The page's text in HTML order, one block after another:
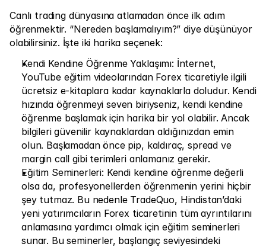
Kariyer
Öğren
Blog
Yatırım 101
Ekonomik takvim
Özetler
Giriş YapveyaKayıt Ol
İş Ortağı
Canlı trading dünyasına atlamadan önce ilk adım
öğrenmektir. “Nereden başlamalıyım?” diye düşünüyor
olabilirsiniz. İşte iki harika seçenek:
Kendi Kendine Öğrenme Yaklaşımı: İnternet,
YouTube eğitim videolarından Forex ticaretiyle ilgili
ücretsiz e-kitaplara kadar kaynaklarla doludur. Kendi
hızında öğrenmeyi seven biriyseniz, kendi kendine
öğrenme başlamak için harika bir yol olabilir. Ancak
bilgileri güvenilir kaynaklardan aldığınızdan emin
olun. Başlamadan önce pip, kaldıraç, spread ve
margin call gibi terimleri anlamanız gerekir.
Eğitim Seminerleri: Kendi kendine öğrenme değerli
olsa da, profesyonellerden öğrenmenin yerini hiçbir
şey tutmaz. Bu nedenle TradeQuo, Hindistan’daki
yeni yatırımcıların Forex ticaretinin tüm ayrıntılarını
anlamasına yardımcı olmak için eğitim seminerleri
sunar. Bu seminerler, başlangıç seviyesindeki